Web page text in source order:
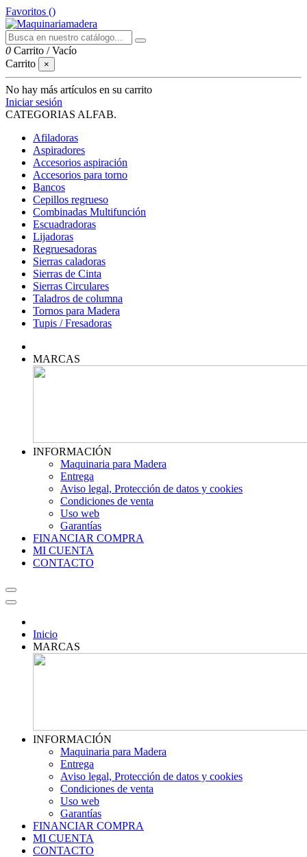
Favoritos ()
0 Carrito /Vacío
Carrito
×
No hay más artículos en su carrito
Iniciar sesión
CATEGORIAS ALFAB.
Afiladoras
Aspiradores
Accesorios aspiración
Accesorios para torno
Bancos
Cepillos regrueso
Combinadas Multifunción
Escuadradoras
Lijadoras
Regruesadoras
Sierras caladoras
Sierras de Cinta
Sierras Circulares
Taladros de columna
Tornos para Madera
Tupis / Fresadoras
MARCAS
INFORMACIÓN
Maquinaria para Madera
Entrega
Aviso legal, Protección de datos y cookies
Condiciones de venta
Uso web
Garantías
FINANCIAR COMPRA
MI CUENTA
CONTACTO
Inicio
MARCAS
INFORMACIÓN
Maquinaria para Madera
Entrega
Aviso legal, Protección de datos y cookies
Condiciones de venta
Uso web
Garantías
FINANCIAR COMPRA
MI CUENTA
CONTACTO